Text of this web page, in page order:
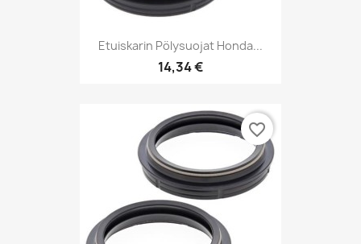
Etuiskarin Pölysuojat Honda...
14,34 €
favorite_border